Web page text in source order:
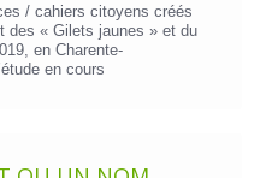
/ cahiers citoyens créés
des « Gilets jaunes » et du
en Charente-
en cours